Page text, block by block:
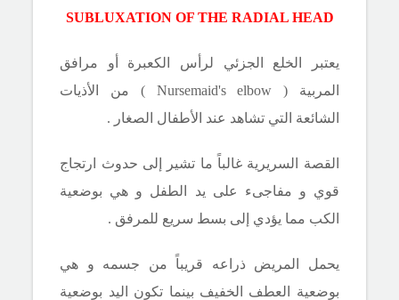
SUBLUXATION OF THE RADIAL HEAD
يعتبر الخلع الجزئي لرأس الكعبرة أو مرافق
المربية (
) من الأذيات
الشائعة التي تشاهد عند الأطفال الصغار .
القصة السريرية غالباً ما تشير إلى حدوث
ارتجاج
قوي و مفاجىء على يد الطفل و هي بوضعية
الكب مما يؤدي إلى بسط سريع للمرفق .
يحمل المريض ذراعه قريباً من جسمه و هي
بوضعية العطف الخفيف بينما تكون اليد بوضعية